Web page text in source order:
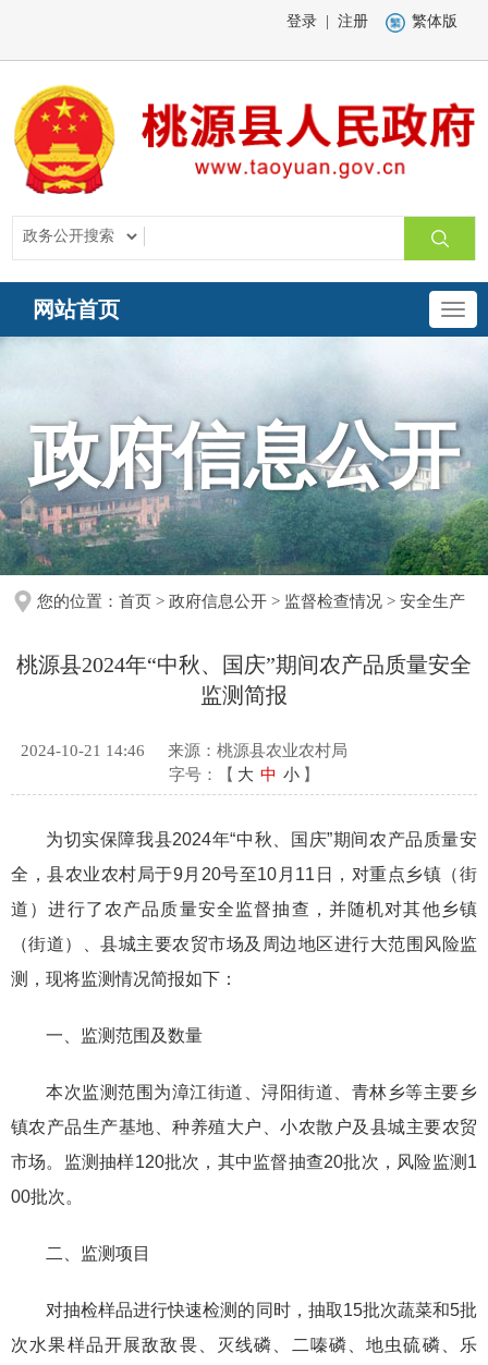
登录 注册 繁体版
网站首页
政府信息公开
您的位置： 首页 > 政府信息公开 > 监督检查情况 > 安全生产
桃源县2024年“中秋、国庆”期间农产品质量安全
监测简报
2024-10-21 14:46
来源：桃源县农业农村局
字号：【 大 中 小 】
为切实保障我县2024年“中秋、国庆”期间农产品质量安
全，县农业农村局于9月20号至10月11日，对重点乡镇（街
道）进行了农产品质量安全监督抽查，并随机对其他乡镇
（街道）、县城主要农贸市场及周边地区进行大范围风险监
测，现将监测情况简报如下：
一、监测范围及数量
本次监测范围为漳江街道、浔阳街道、青林乡等主要乡
镇农产品生产基地、种养殖大户、小农散户及县城主要农贸
市场。监测抽样120批次，其中监督抽查20批次，风险监测1
00批次。
二、监测项目
对抽检样品进行快速检测的同时，抽取15批次蔬菜和5批
次水果样品开展敌敌畏、灭线磷、二嗪磷、地虫硫磷、乐